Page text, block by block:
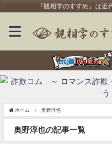
『観相学のすすめ』は近
ホーム 奥野淳也
奥野淳也の記事一覧